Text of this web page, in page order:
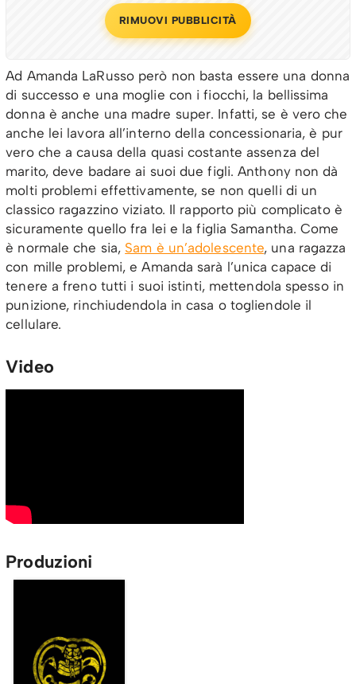
RIMUOVI PUBBLICITÀ
Ad Amanda LaRusso però non basta essere una donna
di successo e una moglie con i fiocchi, la bellissima
donna è anche una madre super. Infatti, se è vero che
anche lei lavora all’interno della concessionaria, è pur
vero che a causa della quasi costante assenza del
marito, deve badare ai suoi due figli. Anthony non dà
molti problemi effettivamente, se non quelli di un
classico ragazzino viziato. Il rapporto più complicato è
sicuramente quello fra lei e la figlia Samantha. Come
è normale che sia, Sam è un’adolescente, una ragazza
con mille problemi, e Amanda sarà l’unica capace di
tenere a freno tutti i suoi istinti, mettendola spesso in
punizione, rinchiudendola in casa o togliendole il
cellulare.
Video
Produzioni